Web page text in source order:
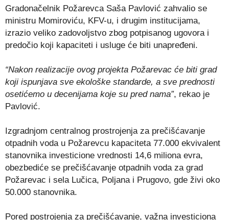
Gradonačelnik Požarevca Saša Pavlović zahvalio se
ministru Momiroviću, KFV-u, i drugim institucijama,
izrazio veliko zadovoljstvo zbog potpisanog ugovora i
predočio koji kapaciteti i usluge će biti unapređeni.
“Nakon realizacije ovog projekta Požarevac će biti grad
koji ispunjava sve ekološke standarde, a sve prednosti
osetićemo u decenijama koje su pred nama”, rekao je
Pavlović.
Izgradnjom centralnog prostrojenja za prečišćavanje
otpadnih voda u Požarevcu kapaciteta 77.000 ekvivalent
stanovnika investicione vrednosti 14,6 miliona evra,
obezbediće se prečišćavanje otpadnih voda za grad
Požarevac i sela Lučica, Poljana i Prugovo, gde živi oko
50.000 stanovnika.
Pored postrojenja za prečišćavanje, važna investiciona